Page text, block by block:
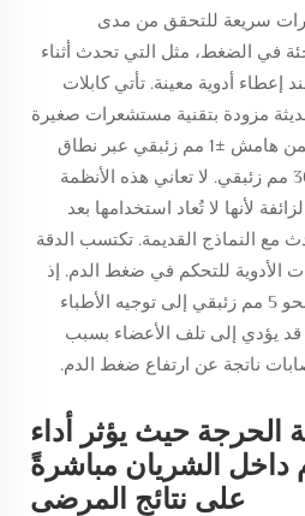
سريعة للتحقق من مدى
في الضغط، مثل التي تحدث أثناء
أدوية معينة. تأتي كابلات
مزودة بتقنية مستشعرات صغيرة
تلبي معايير صارمة للدقة ضمن هامش ±1 مم زئبقي عبر نطاق
القياس بأكمله من 0 إلى 300 مم زئبقي. لا تعاني هذه الأنظمة
لأنها لا تُعاد استخدامها بعد
مع النماذج القديمة. تكتسب الدقة
الأدوية للتحكم في ضغط الدم. إذ
قد تؤدي أخطاء صغيرة تبلغ نحو 5 مم زئبقي إلى توجيه الأطباء
يؤدي إلى تلف الأعضاء بسبب
ناتجة عن ارتفاع ضغط الدم.
الحرجة حيث يؤثر أداء
الشريان مباشرةً
على نتائج المرضى